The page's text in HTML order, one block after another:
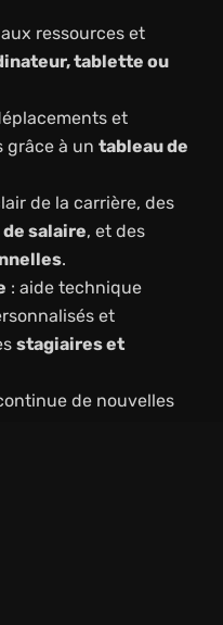
ressources et
tablette ou
et
grâce à un tableau de
de la carrière, des
salaire, et des
.
: aide technique
et
stagiaires et
de nouvelles